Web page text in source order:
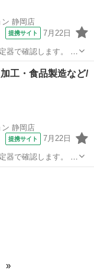
静岡店
提携サイト 7月22日
器で確認します。 ま
工・食品製造など/
静岡店
提携サイト 7月22日
器で確認します。 ま